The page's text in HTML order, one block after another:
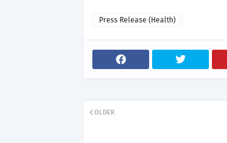
Press Release (Health)
OLDER